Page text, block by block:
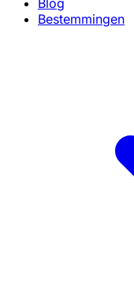
Blog
Bestemmingen